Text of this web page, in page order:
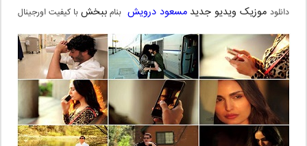
دانلود موزیک ویدیو جدید مسعود درویش بنامببخشبا کیفیت اورجینال